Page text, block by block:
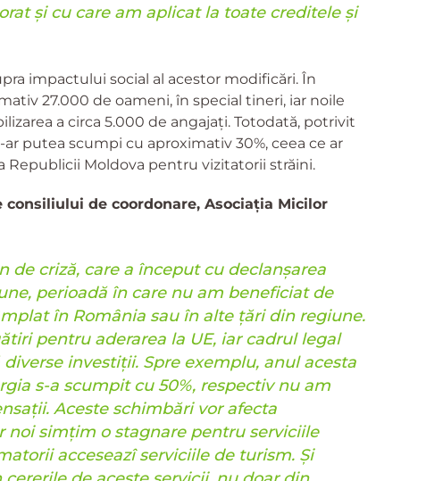
și cu care am aplicat la toate creditele și
impactului social al acestor modificări. În
27.000 de oameni, în special tineri, iar noile
a circa 5.000 de angajați. Totodată, potrivit
putea scumpi cu aproximativ 30%, ceea ce ar
Republicii Moldova pentru vizitatorii străini.
de coordonare, Asociația Micilor
de criză, care a început cu declanșarea
perioadă în care nu am beneficiat de
în România sau în alte țări din regiune.
pentru aderarea la UE, iar cadrul legal
investiții. Spre exemplu, anul acesta
s-a scumpit cu 50%, respectiv nu am
Aceste schimbări vor afecta
noi simțim o stagnare pentru serviciile
acceseazî serviciile de turism. Și